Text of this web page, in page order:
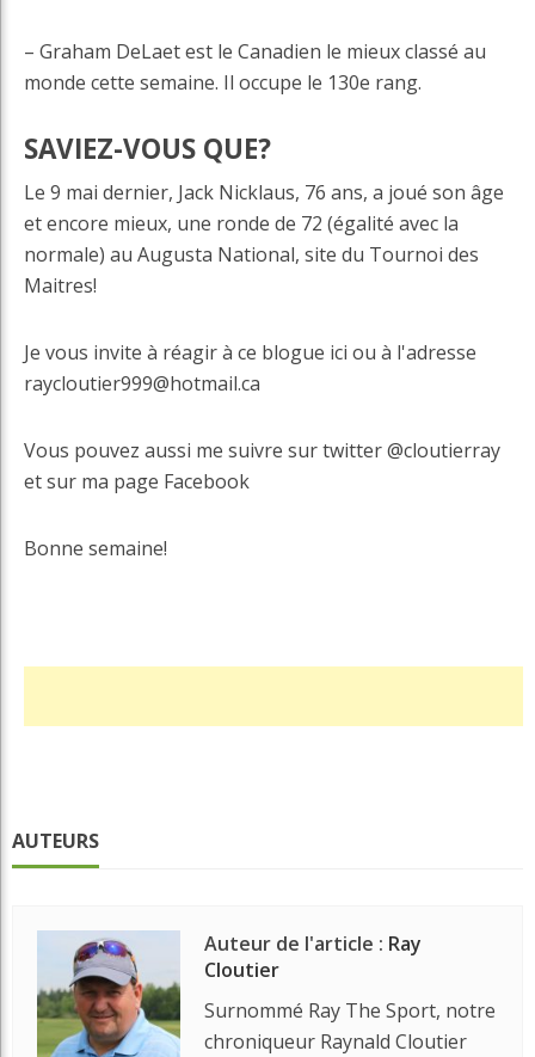
– Graham DeLaet est le Canadien le mieux classé au
monde cette semaine. Il occupe le 130e rang.
SAVIEZ-VOUS QUE?
Le 9 mai dernier, Jack Nicklaus, 76 ans, a joué son âge
et encore mieux, une ronde de 72 (égalité avec la
normale) au Augusta National, site du Tournoi des
Maitres!
Je vous invite à réagir à ce blogue ici ou à l'adresse
raycloutier999@hotmail.ca
Vous pouvez aussi me suivre sur twitter @cloutierray
et sur ma page Facebook
Bonne semaine!
AUTEURS
Auteur de l'article : Ray
Cloutier
Surnommé Ray The Sport, notre
chroniqueur Raynald Cloutier